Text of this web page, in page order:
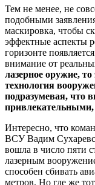
Тем не менее, не
подобными
маскировка, чтобы
эффектные аспекты
горизонте
внимание от
лазерное оружие,
технология
подразумевая, что
привлекательными,
Интересно, что
ВСУ Вадим
вошла в число пяти
лазерным
способен сбивать
метров. Но где же